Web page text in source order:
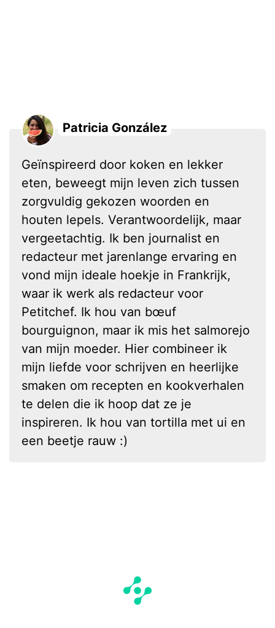
Patricia González
Geïnspireerd door koken en lekker
eten, beweegt mijn leven zich tussen
zorgvuldig gekozen woorden en
houten lepels. Verantwoordelijk, maar
vergeetachtig. Ik ben journalist en
redacteur met jarenlange ervaring en
vond mijn ideale hoekje in Frankrijk,
waar ik werk als redacteur voor
Petitchef. Ik hou van bœuf
bourguignon, maar ik mis het salmorejo
van mijn moeder. Hier combineer ik
mijn liefde voor schrijven en heerlijke
smaken om recepten en kookverhalen
te delen die ik hoop dat ze je
inspireren. Ik hou van tortilla met ui en
een beetje rauw :)